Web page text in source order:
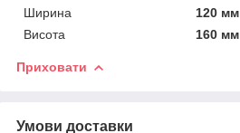
Ширина
120 мм
Висота
160 мм
Приховати
Умови доставки